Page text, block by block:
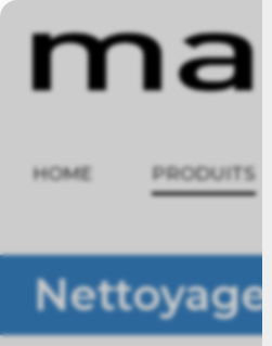
HOME PRODUITS